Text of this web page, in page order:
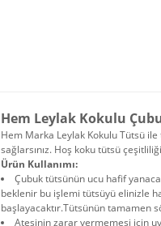
Hem Leylak Kokulu
Hem Marka Leylak Kokulu Tütsü ile
sağlarsınız. Hoş koku tütsü
Ürün Kullanımı:
Çubuk tütsünün ucu hafif
beklenir bu işlemi tütsüyü elinizle
başlayacaktır.Tütsünün tamamen
Ateşinin zarar vermemesi için